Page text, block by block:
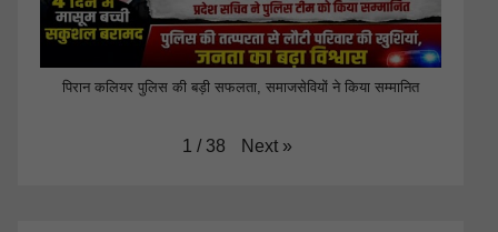
पिरान कलियर पुलिस की बड़ी सफलता, समाजसेवियों ने किया सम्मानित
1 / 38 Next »